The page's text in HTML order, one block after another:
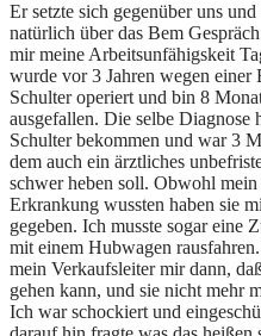
Er setzte sich gegenüber uns
natürlich über das Bem
mir meine Arbeitsunfähigskeit
wurde vor 3 Jahren wegen einer
Schulter operiert und bin 8
ausgefallen. Die selbe Diagnose
Schulter bekommen und war 3
dem auch ein ärztliches
schwer heben soll. Obwohl
Erkrankung wussten haben sie
gegeben. Ich musste sogar eine
mit einem Hubwagen
mein Verkaufsleiter mir dann,
gehen kann, und sie nicht mehr
Ich war schockiert und